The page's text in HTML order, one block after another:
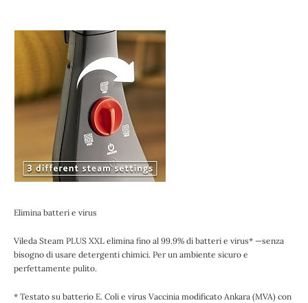
Elimina batteri e virus
Vileda Steam PLUS XXL elimina fino al 99.9% di batteri e virus* —senza
bisogno di usare detergenti chimici. Per un ambiente sicuro e
perfettamente pulito.
* Testato su batterio E. Coli e virus Vaccinia modificato Ankara (MVA) con